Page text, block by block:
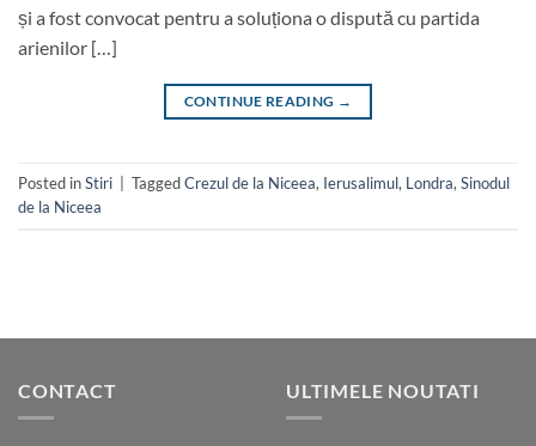
și a fost convocat pentru a soluționa o dispută cu partida
arienilor […]
CONTINUE READING →
Posted inStiri TaggedCrezul de la Niceea, Ierusalimul, Londra, Sinodul
de la Niceea
CONTACT ULTIMELE NOUTATI